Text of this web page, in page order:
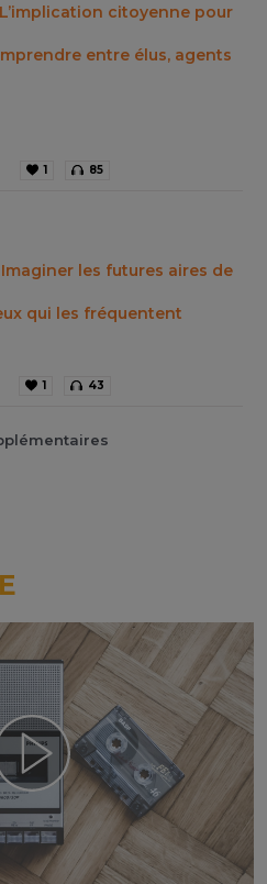
L’implication citoyenne pour
entre élus, agents
1 85
Imaginer les futures aires de
qui les fréquentent
1 43